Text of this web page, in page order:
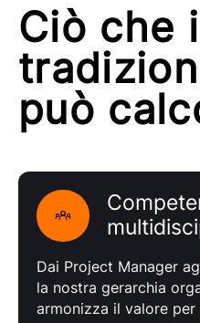
Ciò che
può
Dai Project Manager
la nostra gerarchia
armonizza il valore per